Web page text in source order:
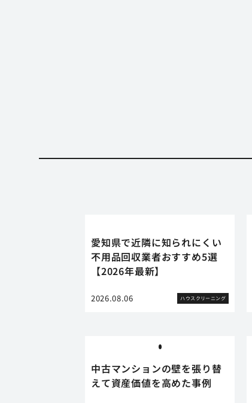
愛知県で近隣に知られにくい
不用品回収業者おすすめ5選
【2026年最新】
2026.08.06 ハウスクリーニング
中古マンションの壁を張り替
えて資産価値を高めた事例